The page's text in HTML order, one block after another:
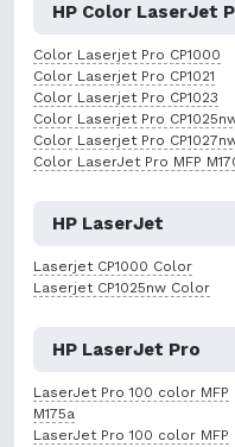
HP Color LaserJet
Color Laserjet Pro CP1000
Color Laserjet Pro CP1021
Color Laserjet Pro CP1023
Color Laserjet Pro
Color Laserjet Pro
Color LaserJet Pro MFP
HP LaserJet
Laserjet CP1000 Color
Laserjet CP1025nw Color
HP LaserJet Pro
LaserJet Pro 100 color MFP
M175a
LaserJet Pro 100 color MFP